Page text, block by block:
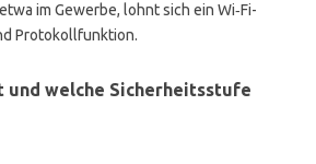
im Gewerbe, lohnt sich ein Wi‑Fi-
Protokollfunktion.
und welche Sicherheitsstufe